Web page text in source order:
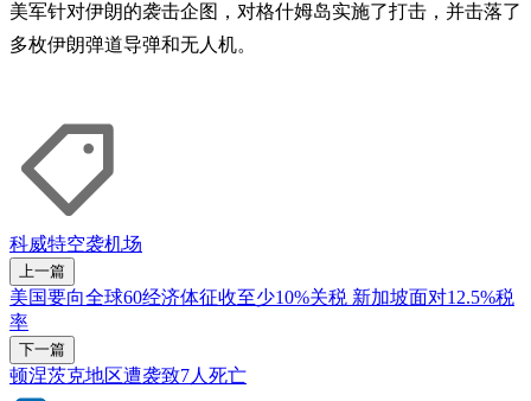
美军针对伊朗的袭击企图，对格什姆岛实施了打击，并击落了
多枚伊朗弹道导弹和无人机。
科威特空袭机场
上一篇
美国要向全球60经济体征收至少10%关税 新加坡面对12.5%税
率
下一篇
顿涅茨克地区遭袭致7人死亡